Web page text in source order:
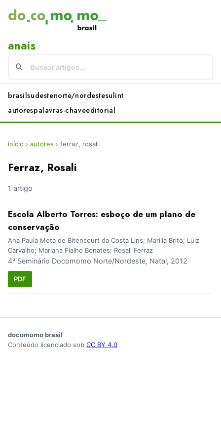
anais
brasilsudestenorte/nordestesulint
autorespalavras-chaveeditorial
início › autores › ferraz, rosali
Ferraz, Rosali
1 artigo
Escola Alberto Torres: esboço de um plano de
conservação
Ana Paula Mota de Bitencourt da Costa Lins; Marília Brito; Luiz
Carvalho; Mariana Fialho Bonates; Rosali Ferraz
4º Seminário Docomomo Norte/Nordeste, Natal, 2012
PDF
docomomo brasil
Conteúdo licenciado sob CC BY 4.0